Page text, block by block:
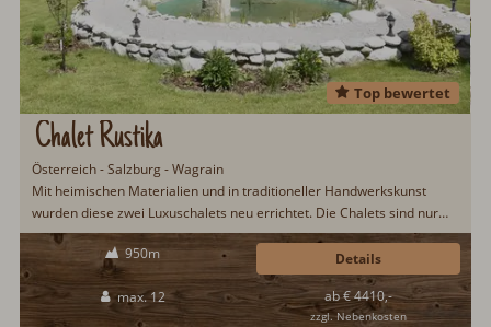
Chalet Rustika
Top bewertet
Österreich - Salzburg - Wagrain
Mit heimischen Materialien und in traditioneller Handwerkskunst
wurden diese zwei Luxuschalets neu errichtet. Die Chalets sind nur
mit den besten Materialien aus Leinen, Loden, Holz & Lehm
ausgestattet und sorgen für ein...
950m
max. 12 ab € 4410,-
zzgl. Nebenkosten
Details